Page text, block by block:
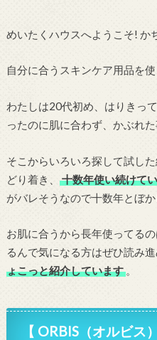
めいたくハウスへようこそ!
自分に合うスキンケア用品を
わたしは20代初め、はりきっ
ったのに肌に合わず、かぶれた
そこからいろいろ探して試し
どり着き、
十数年使い続けて
がバレそうなので十数年とぼか
お肌に合うから長年使ってる
るんで気になる方はぜひ読み
ょこっと紹介しています。
【 ORBIS（オルビ